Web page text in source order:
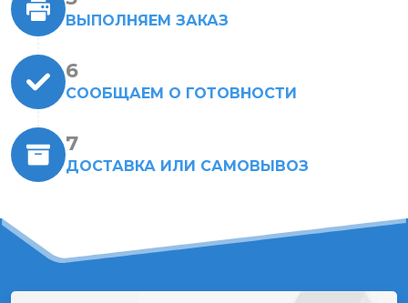
ВЫПОЛНЯЕМ ЗАКАЗ
СООБЩАЕМ О ГОТОВНОСТИ
ДОСТАВКА ИЛИ САМОВЫВОЗ